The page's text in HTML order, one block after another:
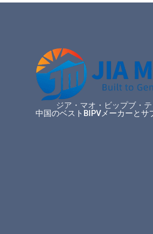
ジア・マオ・ビップブ・テ
中国のベストBIPVメーカーとサ